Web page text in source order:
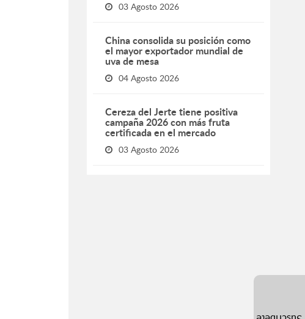
03 Agosto 2026
China consolida su posición como
el mayor exportador mundial de
uva de mesa
04 Agosto 2026
Cereza del Jerte tiene positiva
campaña 2026 con más fruta
certificada en el mercado
03 Agosto 2026